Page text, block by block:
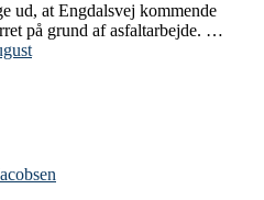
ud, at Engdalsvej kommende
på grund af asfaltarbejde. …